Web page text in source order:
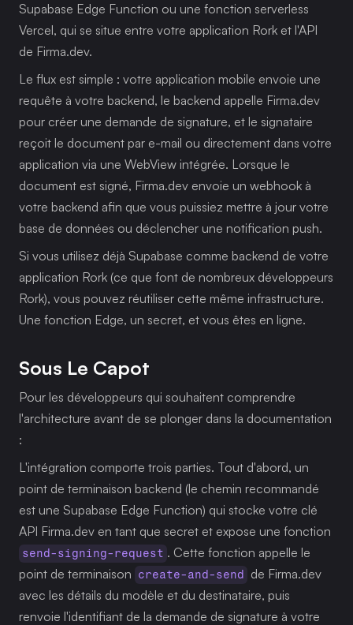
Supabase Edge Function ou une fonction serverless
Vercel, qui se situe entre votre application Rork et l'API
de Firma.dev.
Le flux est simple : votre application mobile envoie une
requête à votre backend, le backend appelle Firma.dev
pour créer une demande de signature, et le signataire
reçoit le document par e-mail ou directement dans votre
application via une WebView intégrée. Lorsque le
document est signé, Firma.dev envoie un webhook à
votre backend afin que vous puissiez mettre à jour votre
base de données ou déclencher une notification push.
Si vous utilisez déjà Supabase comme backend de votre
application Rork (ce que font de nombreux développeurs
Rork), vous pouvez réutiliser cette même infrastructure.
Une fonction Edge, un secret, et vous êtes en ligne.
Sous Le Capot
Pour les développeurs qui souhaitent comprendre
l'architecture avant de se plonger dans la documentation
:
L'intégration comporte trois parties. Tout d'abord, un
point de terminaison backend (le chemin recommandé
est une Supabase Edge Function) qui stocke votre clé
send-signing-request . Cette fonction appelle le
point de terminaison create-and-send
de Firma.dev
avec les détails du modèle et du destinataire, puis
renvoie l'identifiant de la demande de signature à votre